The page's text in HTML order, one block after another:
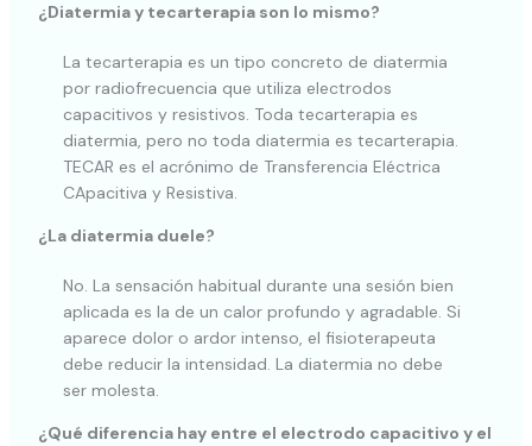
¿Diatermia y tecarterapia son lo mismo?
La tecarterapia es un tipo concreto de diatermia
por radiofrecuencia que utiliza electrodos
capacitivos y resistivos. Toda tecarterapia es
diatermia, pero no toda diatermia es tecarterapia.
TECAR es el acrónimo de Transferencia Eléctrica
CApacitiva y Resistiva.
¿La diatermia duele?
No. La sensación habitual durante una sesión bien
aplicada es la de un calor profundo y agradable. Si
aparece dolor o ardor intenso, el fisioterapeuta
debe reducir la intensidad. La diatermia no debe
ser molesta.
¿Qué diferencia hay entre el electrodo capacitivo y el